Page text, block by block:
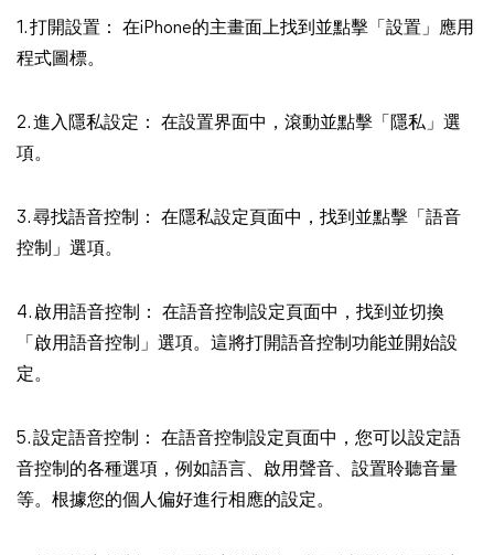
1. 打開設置： 在iPhone的主畫面上找到並點擊「設置」應用
程式圖標。
2. 進入隱私設定： 在設置界面中，滾動並點擊「隱私」選
項。
3. 尋找語音控制： 在隱私設定頁面中，找到並點擊「語音
控制」選項。
4. 啟用語音控制： 在語音控制設定頁面中，找到並切換
「啟用語音控制」選項。這將打開語音控制功能並開始設
定。
5. 設定語音控制： 在語音控制設定頁面中，您可以設定語
音控制的各種選項，例如語言、啟用聲音、設置聆聽音量
等。根據您的個人偏好進行相應的設定。